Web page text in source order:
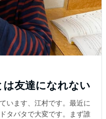
友達になれない
います、江村です。最近に
タバタで大変です。まず誰